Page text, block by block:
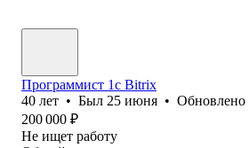
Программист 1c Bitrix
40 лет • Был 25 июня • Обновлено
200 000 ₽
Не ищет работу